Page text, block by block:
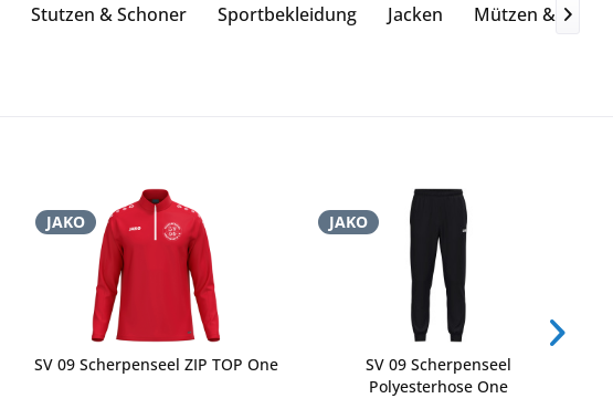
Stutzen & Schoner Sportbekleidung Jacken Mützen & 
JAKO
SV 09 Scherpenseel ZIP TOP One
JAKO
SV 09 Scherpenseel
Polyesterhose One